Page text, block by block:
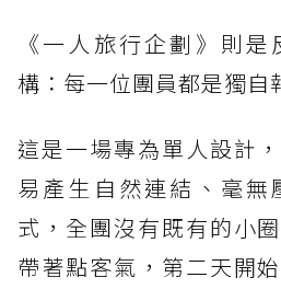
《一人旅行企劃》則
構：每一位團員都是獨自
這是一場專為單人設計
易產生自然連結、毫無
式，全團沒有既有的小
帶著點客氣，第二天開